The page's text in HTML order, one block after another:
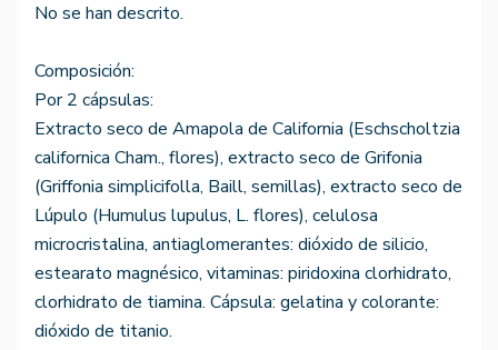
No se han descrito.
Composición:
Por 2 cápsulas:
Extracto seco de Amapola de California (Eschscholtzia
californica Cham., flores), extracto seco de Grifonia
(Griffonia simplicifolla, Baill, semillas), extracto seco de
Lúpulo (Humulus lupulus, L. flores), celulosa
microcristalina, antiaglomerantes: dióxido de silicio,
estearato magnésico, vitaminas: piridoxina clorhidrato,
clorhidrato de tiamina. Cápsula: gelatina y colorante:
dióxido de titanio.